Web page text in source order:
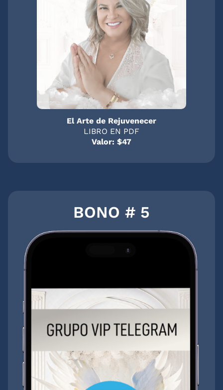
El Arte de Rejuvenecer
LIBRO EN PDF
Valor: $47
BONO # 5